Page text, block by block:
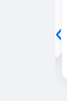
‹